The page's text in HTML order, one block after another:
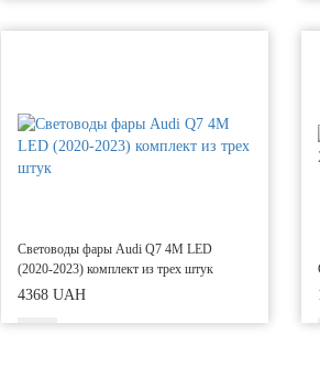
Световоды фары Audi Q7 4M LED
(2020-2023) комплект из трех штук
4368 UAH